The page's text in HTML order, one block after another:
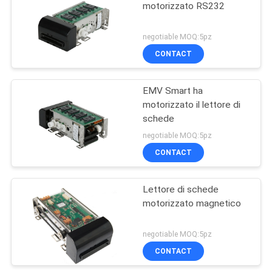
motorizzato RS232
negotiable MOQ:5pz
CONTACT
EMV Smart ha
motorizzato il lettore di
schede
negotiable MOQ:5pz
CONTACT
Lettore di schede
motorizzato magnetico
negotiable MOQ:5pz
CONTACT